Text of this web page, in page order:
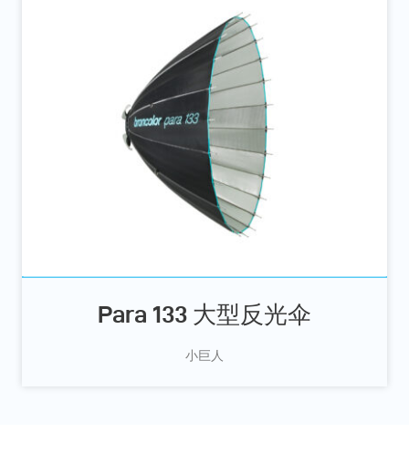
Para 133 大型反光伞
小巨人